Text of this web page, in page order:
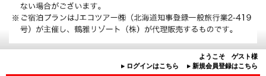
ようこそ ゲスト様
▸ ログインはこちら
▸ 新規会員登録はこちら